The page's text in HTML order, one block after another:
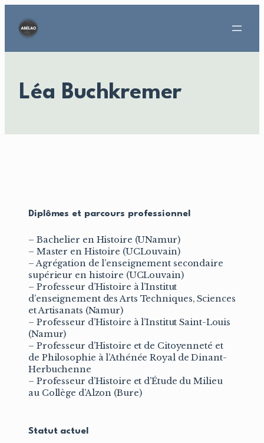
contenu
Léa Buchkremer
Diplômes et parcours professionnel
– Bachelier en Histoire (UNamur)
– Master en Histoire (UCLouvain)
– Agrégation de l’enseignement secondaire
supérieur en histoire (UCLouvain)
– Professeur d’Histoire à l’Institut
d’enseignement des Arts Techniques, Sciences
et Artisanats (Namur)
– Professeur d’Histoire à l’Institut Saint-Louis
(Namur)
– Professeur d’Histoire et de Citoyenneté et
de Philosophie à l’Athénée Royal de Dinant-
Herbuchenne
– Professeur d’Histoire et d’Étude du Milieu
au Collège d’Alzon (Bure)
Statut actuel